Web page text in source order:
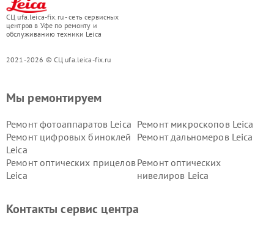
СЦ ufa.leica-fix.ru - сеть сервисных
центров в Уфе по ремонту и
обслуживанию техники Leica
2021-2026 © СЦ ufa.leica-fix.ru
Мы ремонтируем
Ремонт фотоаппаратов Leica Ремонт микроскопов Leica
Ремонт цифровых биноклей
Leica
Ремонт дальномеров Leica
Ремонт оптических прицелов
Leica
Ремонт оптических
нивелиров Leica
Контакты сервис центра